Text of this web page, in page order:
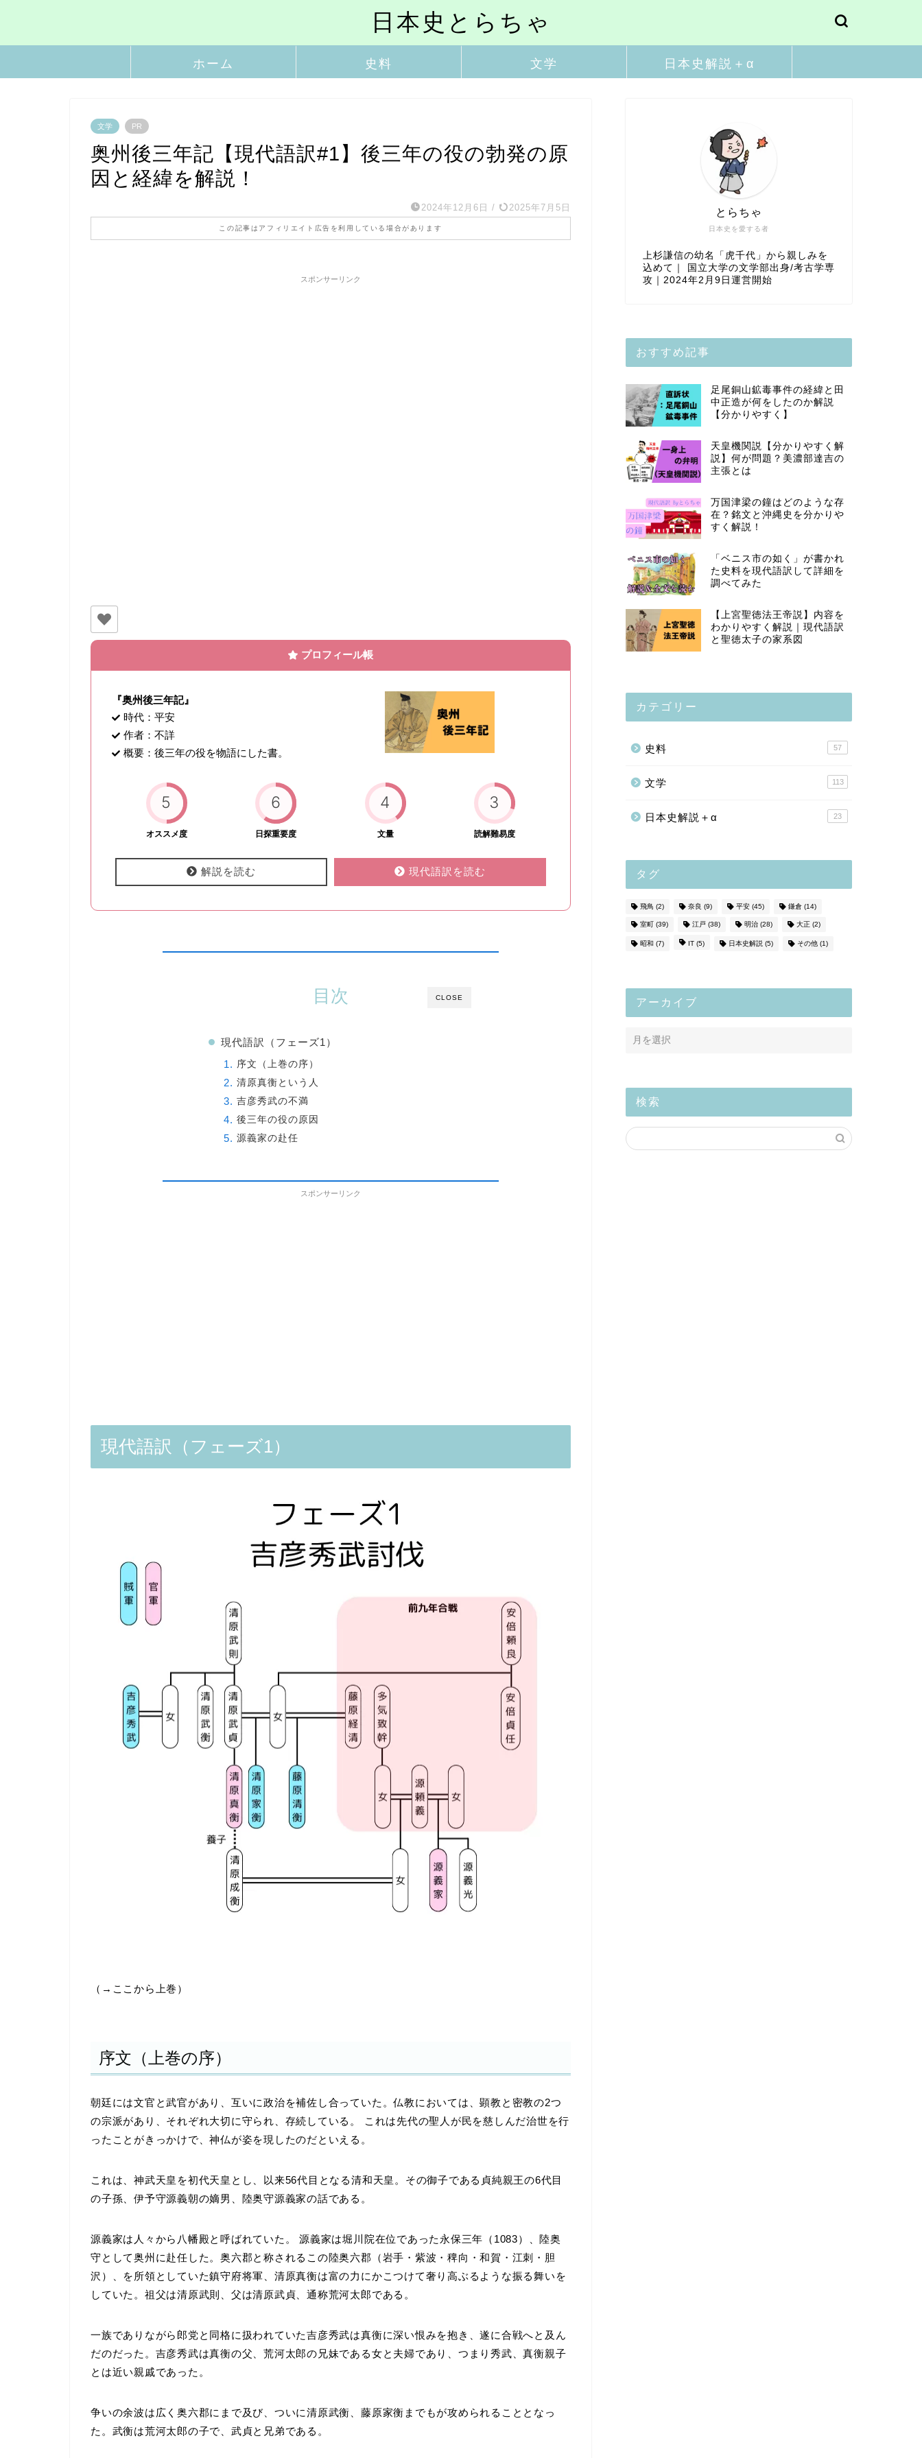
日本史とらちゃ
ホーム 史料 文学 日本史解説＋α
文学 PR
奥州後三年記【現代語訳#1】後三年の役の勃発の原
因と経緯を解説！
2024年12月6日 / 2025年7月5日
この記事はアフィリエイト広告を利用している場合があります
スポンサーリンク
プロフィール帳
『奥州後三年記』
時代：平安
作者：不詳
概要：後三年の役を物語にした書。
5
オススメ度
6
日探重要度
4
文量
3
読解難易度
解説を読む 現代語訳を読む
CLOSE
目次
現代語訳（フェーズ1）
序文（上巻の序）
清原真衡という人
吉彦秀武の不満
後三年の役の原因
源義家の赴任
スポンサーリンク
現代語訳（フェーズ1）
（→ここから上巻）
序文（上巻の序）
朝廷には文官と武官があり、互いに政治を補佐し合っていた。仏教においては、顕教と密教の2つ
の宗派があり、それぞれ大切に守られ、存続している。 これは先代の聖人が民を慈しんだ治世を行
ったことがきっかけで、神仏が姿を現したのだといえる。
これは、神武天皇を初代天皇とし、以来56代目となる清和天皇。その御子である貞純親王の6代目
の子孫、伊予守源義朝の嫡男、陸奥守源義家の話である。
源義家は人々から八幡殿と呼ばれていた。 源義家は堀川院在位であった永保三年（1083）、陸奥
守として奥州に赴任した。奥六郡と称されるこの陸奥六郡（岩手・紫波・稗向・和賀・江刺・胆
沢）、を所領としていた鎮守府将軍、清原真衡は富の力にかこつけて奢り高ぶるような振る舞いを
していた。祖父は清原武則、父は清原武貞、通称荒河太郎である。
一族でありながら郎党と同格に扱われていた吉彦秀武は真衡に深い恨みを抱き、遂に合戦へと及ん
だのだった。吉彦秀武は真衡の父、荒河太郎の兄妹である女と夫婦であり、つまり秀武、真衡親子
とは近い親戚であった。
争いの余波は広く奥六郡にまで及び、ついに清原武衡、藤原家衡までもが攻められることとなっ
た。武衡は荒河太郎の子で、武貞と兄弟である。
日本史を愛する者
とらちゃ
上杉謙信の幼名「虎千代」から親しみを
込めて｜ 国立大学の文学部出身/考古学専
攻｜2024年2月9日運営開始
おすすめ記事
足尾銅山鉱毒事件の経緯と田
中正造が何をしたのか解説
【分かりやすく】
天皇機関説【分かりやすく解
説】何が問題？美濃部達吉の
主張とは
万国津梁の鐘はどのような存
在？銘文と沖縄史を分かりや
すく解説！
「ベニス市の如く」が書かれ
た史料を現代語訳して詳細を
調べてみた
【上宮聖徳法王帝説】内容を
わかりやすく解説｜現代語訳
と聖徳太子の家系図
カテゴリー
史料 57
文学 113
日本史解説＋α 23
タグ
飛鳥 (2) 奈良 (9) 平安(45) 鎌倉(14)
室町(39) 江戸(38) 明治(28) 大正(2)
昭和 (7) IT(5) 日本史解説 (5) その他(1)
アーカイブ
検索